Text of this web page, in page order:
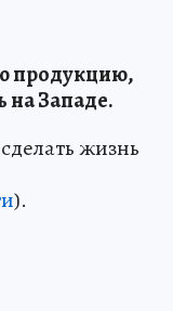
продукцию,
на Западе.
жизнь
).